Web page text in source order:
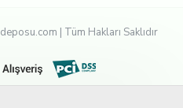
| Tüm Hakları Saklıdır